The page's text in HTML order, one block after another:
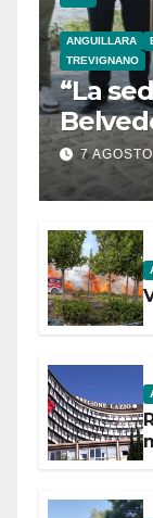
ANGUILLARA
TREVIGNANO
“La
7